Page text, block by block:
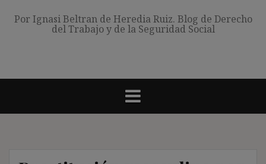
Por Ignasi Beltran de Heredia Ruiz. Blog de Derecho
del Trabajo y de la Seguridad Social